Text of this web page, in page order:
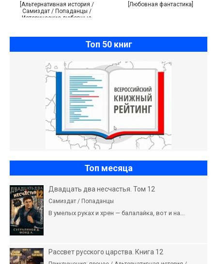
[Альтернативная история /
Самиздат / Попаданцы /
Исторические любовные
[Любовная фантастика]
Топ 50 книг
Топ месяца
Двадцать два несчастья. Том 12
Самиздат / Попаданцы
В умелых руках и хрен — балалайка, вот и на...
Рассвет русского царства. Книга 12